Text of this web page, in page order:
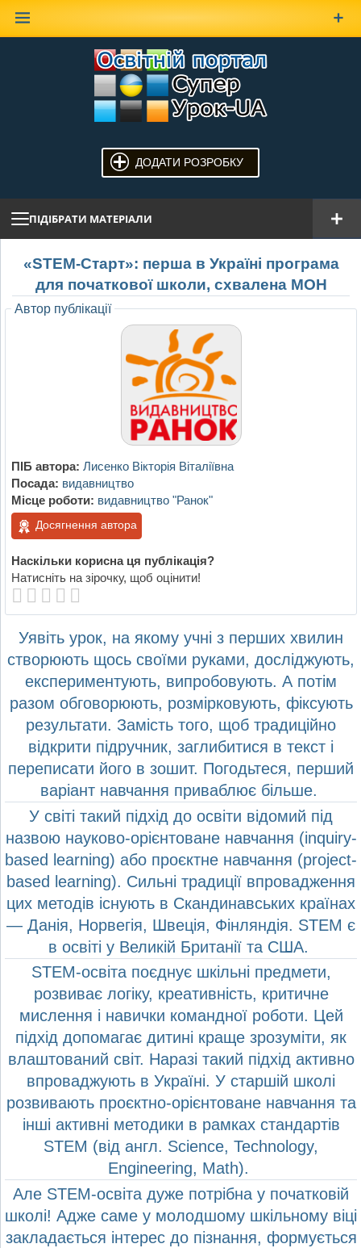
ДОДАТИ РОЗРОБКУ
ПІДІБРАТИ МАТЕРІАЛИ
«STEM-Старт»: перша в Україні програма
для початкової школи, схвалена МОН
Автор публікації
ПІБ автора: Лисенко Вікторія Віталіївна
Посада: видавництво
Місце роботи: видавництво "Ранок"
Досягнення автора
Наскільки корисна ця публікація?
Натисніть на зірочку, щоб оцінити!
Уявіть урок, на якому учні з перших хвилин
створюють щось своїми руками, досліджують,
експериментують, випробовують. А потім
разом обговорюють, розмірковують, фіксують
результати. Замість того, щоб традиційно
відкрити підручник, заглибитися в текст і
переписати його в зошит. Погодьтеся, перший
варіант навчання приваблює більше.
У світі такий підхід до освіти відомий під
назвою науково-орієнтоване навчання (inquiry-
based learning) або проєктне навчання (project-
based learning). Сильні традиції впровадження
цих методів існують в Скандинавських країнах
— Данія, Норвегія, Швеція, Фінляндія. STEM є
в освіті у Великій Британії та США.
STEM-освіта поєднує шкільні предмети,
розвиває логіку, креативність, критичне
мислення і навички командної роботи. Цей
підхід допомагає дитині краще зрозуміти, як
влаштований світ. Наразі такий підхід активно
впроваджують в Україні. У старшій школі
розвивають проєктно-орієнтоване навчання та
інші активні методики в рамках стандартів
STEM (від англ. Science, Technology,
Engineering, Math).
Але STEM-освіта дуже потрібна у початковій
школі! Адже саме у молодшому шкільному віці
закладається інтерес до пізнання, формується